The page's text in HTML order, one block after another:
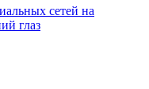
сетей на
глаз